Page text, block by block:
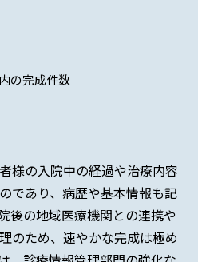
の完成件数
様の入院中の経過や治療内容
であり、病歴や基本情報も記
後の地域医療機関との連携や
のため、速やかな完成は極め